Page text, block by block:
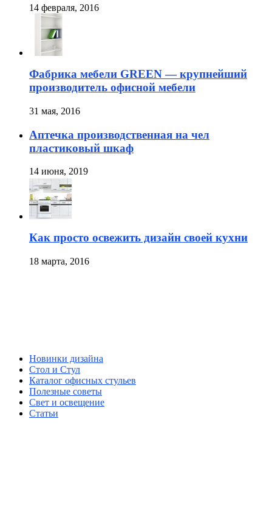
14 февраля, 2016
Фабрика мебели GREEN — крупнейший
производитель офисной мебели
31 мая, 2016
Аптечка производственная на чел
пластиковый шкаф
14 июня, 2019
Как просто освежить дизайн своей кухни
18 марта, 2016
Новинки дизайна
Стол и Стул
Каталог офисных стульев
Полезные советы
Свет и освещение
Статьи